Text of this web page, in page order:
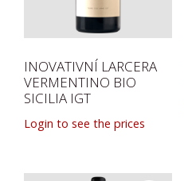
INOVATIVNÍ LARCERA
VERMENTINO BIO
SICILIA IGT
Login to see the prices